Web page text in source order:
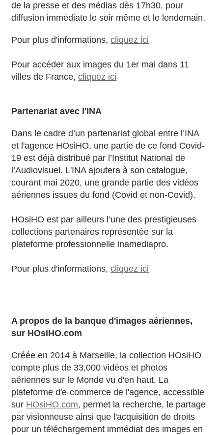
de la presse et des médias dès 17h30, pour
diffusion immédiate le soir même et le lendemain.
Pour plus d'informations,cliquez ici
Pour accéder aux images du 1er mai dans 11
villes de France,cliquez ici
Partenariat avec l'INA
Dans le cadre d’un partenariat global entre l’INA
et l'agence HOsiHO, une partie de ce fond Covid-
19 est déjà distribué par l’Institut National de
l’Audiovisuel. L'INA ajoutera à son catalogue,
courant mai 2020, une grande partie des vidéos
aériennes issues du fond (Covid et non-Covid).
HOsiHO est par ailleurs l’une des prestigieuses
collections partenaires représentée sur la
plateforme professionnelle inamediapro.
Pour plus d'informations,cliquez ici
A propos de la banque d'images aériennes,
sur HOsiHO.com
Créée en 2014 à Marseille, la collection HOsiHO
compte plus de 33,000 vidéos et photos
aériennes sur le Monde vu d'en haut. La
plateforme d'e-commerce de l'agence, accessible
sur HOsiHO.com, permet la recherche, le partage
par visionneuse ainsi que l'acquisition de droits
pour un téléchargement immédiat des images en